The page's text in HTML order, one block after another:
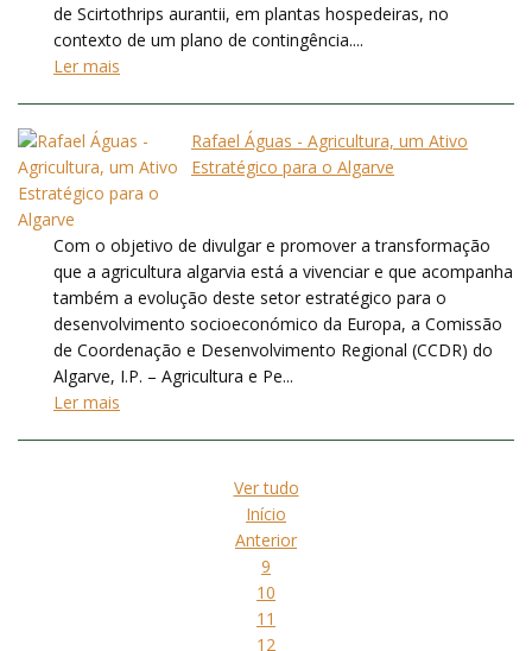
de Scirtothrips aurantii, em plantas hospedeiras, no
contexto de um plano de contingência....
Ler mais
Rafael Águas - Agricultura, um Ativo
Estratégico para o Algarve
Com o objetivo de divulgar e promover a transformação
que a agricultura algarvia está a vivenciar e que acompanha
também a evolução deste setor estratégico para o
desenvolvimento socioeconómico da Europa, a Comissão
de Coordenação e Desenvolvimento Regional (CCDR) do
Algarve, I.P. – Agricultura e Pe...
Ler mais
Ver tudo
Início
Anterior
9
10
11
12